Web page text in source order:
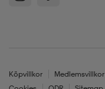
Köpvillkor Medlemsvillkor